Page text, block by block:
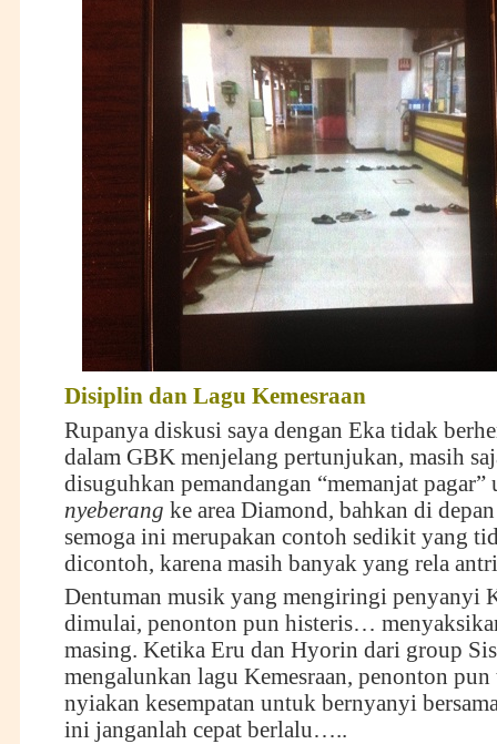
Disiplin dan Lagu Kemesraan
Rupanya diskusi saya dengan Eka tidak
dalam GBK menjelang pertunjukan, masih
disuguhkan pemandangan “memanjat pagar”
nyeberang ke area Diamond, bahkan di
semoga ini merupakan contoh sedikit yang
dicontoh, karena masih banyak yang rela
Dentuman musik yang mengiringi penyanyi
dimulai, penonton pun histeris…
masing. Ketika Eru dan Hyorin dari group
mengalunkan lagu Kemesraan, penonton
nyiakan kesempatan untuk bernyanyi
ini janganlah cepat berlalu…..